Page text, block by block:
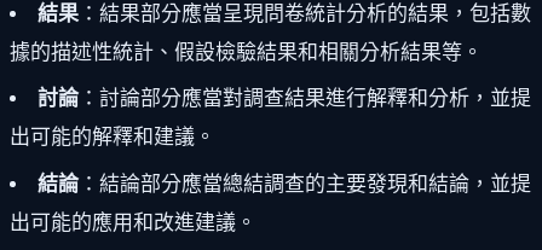
結果 ：結果部分應當呈現問卷統計分析的結果，包括數
據的描述性統計、假設檢驗結果和相關分析結果等。
討論：討論部分應當對調查結果進行解釋和分析，並提
出可能的解釋和建議。
結論：結論部分應當總結調查的主要發現和結論，並提
出可能的應用和改進建議。